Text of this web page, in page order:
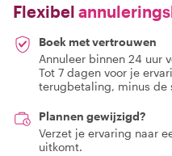
Flexibel
Boek met vertrouwen
Annuleer binnen 24 uur
Tot 7 dagen voor je
terugbetaling, minus de
Plannen gewijzigd?
Verzet je ervaring naar
uitkomt.